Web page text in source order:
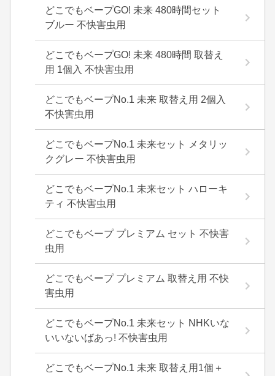
どこでもベープGO! 未来 480時間セット
ブルー 不快害虫用
どこでもベープGO! 未来 480時間 取替え
用 1個入 不快害虫用
どこでもベープNo.1 未来 取替え用 2個入
不快害虫用
どこでもベープNo.1 未来セット メタリッ
クグレー 不快害虫用
どこでもベープNo.1 未来セット ハローキ
ティ 不快害虫用
どこでもベープ プレミアム セット 不快害
虫用
どこでもベープ プレミアム 取替え用 不快
害虫用
どこでもベープNo.1 未来セット NHKいな
いいないばあっ! 不快害虫用
どこでもベープNo.1 未来 取替え用1個＋